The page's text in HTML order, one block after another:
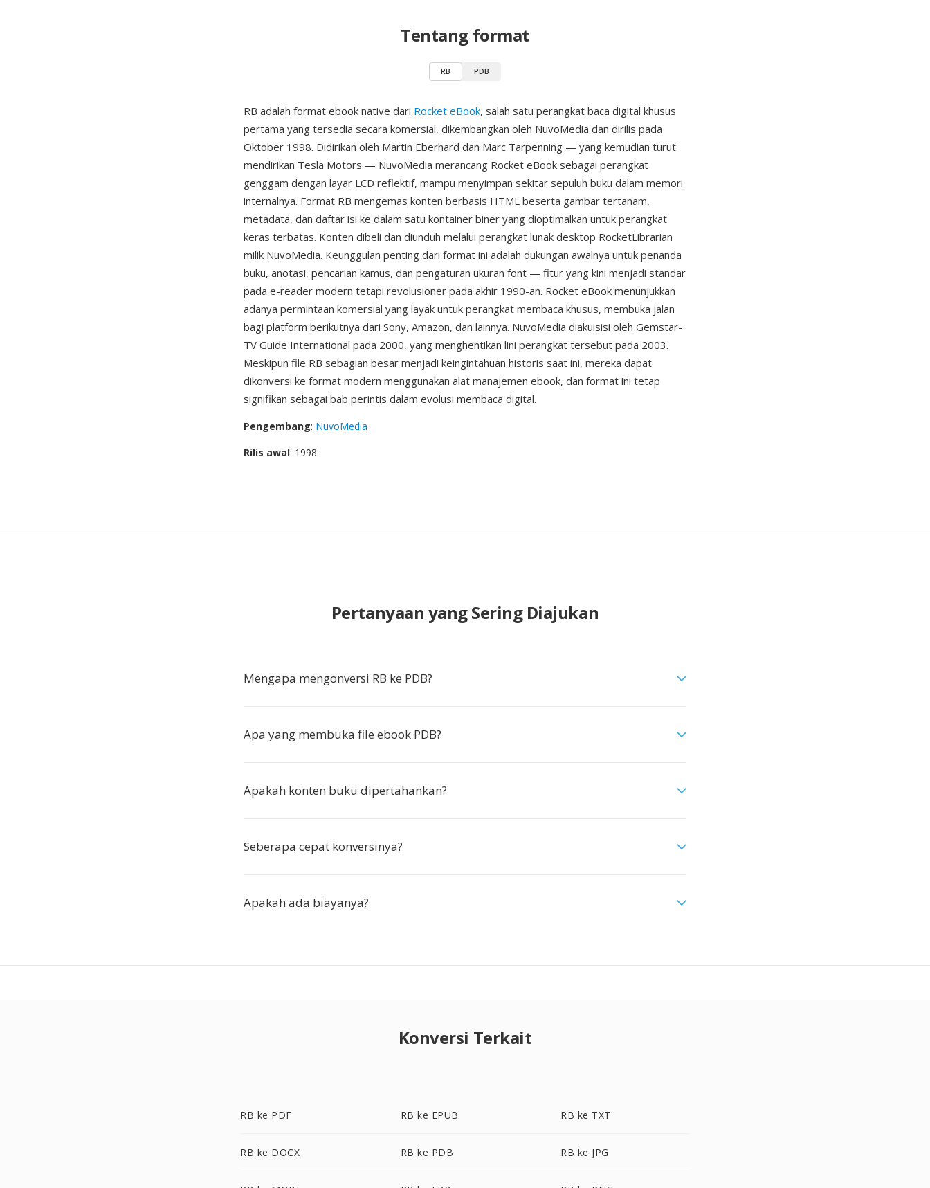
Tentang format
RB PDB
RB adalah format ebook native dari Rocket eBook, salah satu perangkat baca digital khusus
pertama yang tersedia secara komersial, dikembangkan oleh NuvoMedia dan dirilis pada
Oktober 1998. Didirikan oleh Martin Eberhard dan Marc Tarpenning — yang kemudian turut
mendirikan Tesla Motors — NuvoMedia merancang Rocket eBook sebagai perangkat
genggam dengan layar LCD reflektif, mampu menyimpan sekitar sepuluh buku dalam memori
internalnya. Format RB mengemas konten berbasis HTML beserta gambar tertanam,
metadata, dan daftar isi ke dalam satu kontainer biner yang dioptimalkan untuk perangkat
keras terbatas. Konten dibeli dan diunduh melalui perangkat lunak desktop RocketLibrarian
milik NuvoMedia. Keunggulan penting dari format ini adalah dukungan awalnya untuk penanda
buku, anotasi, pencarian kamus, dan pengaturan ukuran font — fitur yang kini menjadi standar
pada e-reader modern tetapi revolusioner pada akhir 1990-an. Rocket eBook menunjukkan
adanya permintaan komersial yang layak untuk perangkat membaca khusus, membuka jalan
bagi platform berikutnya dari Sony, Amazon, dan lainnya. NuvoMedia diakuisisi oleh Gemstar-
TV Guide International pada 2000, yang menghentikan lini perangkat tersebut pada 2003.
Meskipun file RB sebagian besar menjadi keingintahuan historis saat ini, mereka dapat
dikonversi ke format modern menggunakan alat manajemen ebook, dan format ini tetap
signifikan sebagai bab perintis dalam evolusi membaca digital.
Pengembang: NuvoMedia
Rilis awal: 1998
Pertanyaan yang Sering Diajukan
Mengapa mengonversi RB ke PDB?
Apa yang membuka file ebook PDB?
Apakah konten buku dipertahankan?
Seberapa cepat konversinya?
Apakah ada biayanya?
Konversi Terkait
RB ke PDF RB ke EPUB RB ke TXT
RB ke DOCX RB ke PDB RB ke JPG